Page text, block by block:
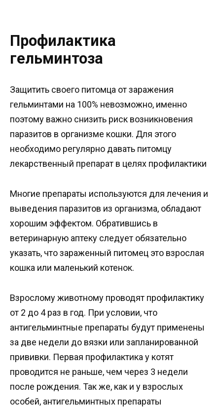
Профилактика
гельминтоза
Защитить своего питомца от заражения
гельминтами на 100% невозможно, именно
поэтому важно снизить риск возникновения
паразитов в организме кошки. Для этого
необходимо регулярно давать питомцу
лекарственный препарат в целях профилактики
Многие препараты используются для лечения и
выведения паразитов из организма, обладают
хорошим эффектом. Обратившись в
ветеринарную аптеку следует обязательно
указать, что зараженный питомец это взрослая
кошка или маленький котенок.
Взрослому животному проводят профилактику
от 2 до 4 раз в год. При условии, что
антигельминтные препараты будут применены
за две недели до вязки или запланированной
прививки. Первая профилактика у котят
проводится не раньше, чем через 3 недели
после рождения. Так же, как и у взрослых
особей, антигельминтных препараты